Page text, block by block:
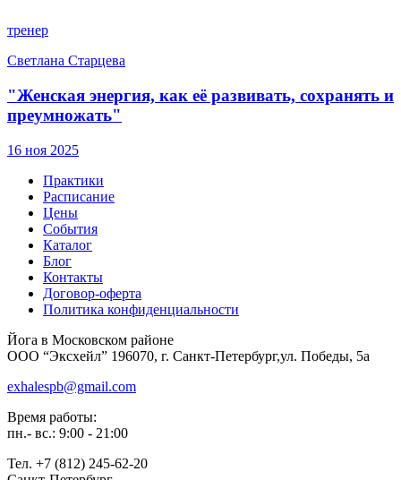
тренер
Светлана Старцева
"Женская энергия, как её развивать, сохранять и
преумножать"
16 ноя 2025
Практики
Расписание
Цены
События
Каталог
Блог
Контакты
Договор-оферта
Политика конфиденциальности
Йога в Московском районе
ООО “Эксхейл” 196070, г. Санкт-Петербург,ул. Победы, 5а
exhalespb@gmail.com
Время работы:
пн.- вс.: 9:00 - 21:00
Тел. +7 (812) 245-62-20